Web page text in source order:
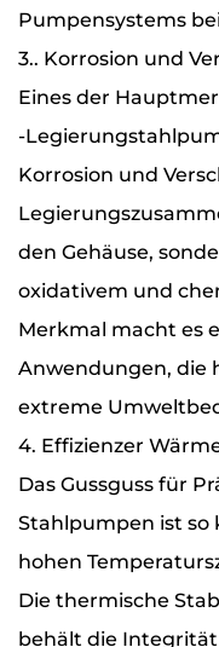
Pumpensystems
3.. Korrosion und
Eines der
-
Korrosion und
den Gehäuse,
oxidativem und
Merkmal macht es
Anwendungen, die
extreme
4. Effizienzer
Das Gussguss für
Stahlpumpen ist so
hohen
Die thermische
behält die Integrität